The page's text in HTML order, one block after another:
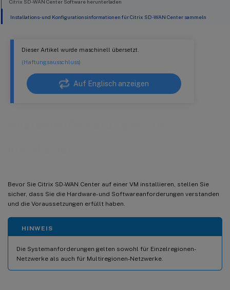
Dieser Artikel wurde maschinell übersetzt.
(Haftungsausschluss)
Auf Englisch anzeigen
Bevor Sie Citrix SD-WAN Center auf einer VM installieren, stellen Sie
sicher, dass Sie die Hardware- und Softwareanforderungen verstanden
und die Voraussetzungen erfüllt haben.
HINWEIS
Die Systemanforderungen gelten sowohl für Einzelregionen-
Netzwerke als auch für Multiregionen-Netzwerke.
Citrix SD-WAN Center Software herunterladen
Installations- und Konfigurationsinformationen für Citrix SD-WAN Center sammeln